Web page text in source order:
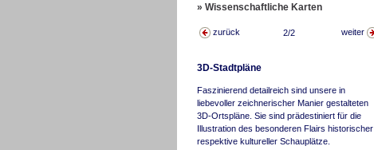
» Wissenschaftliche Karten
zurück 2/2 weiter
3D-Stadtpläne
Faszinierend detailreich sind unsere in
liebevoller zeichnerischer Manier gestalteten
3D-Ortspläne. Sie sind prädestiniert für die
Illustration des besonderen Flairs historischer
respektive kultureller Schauplätze.